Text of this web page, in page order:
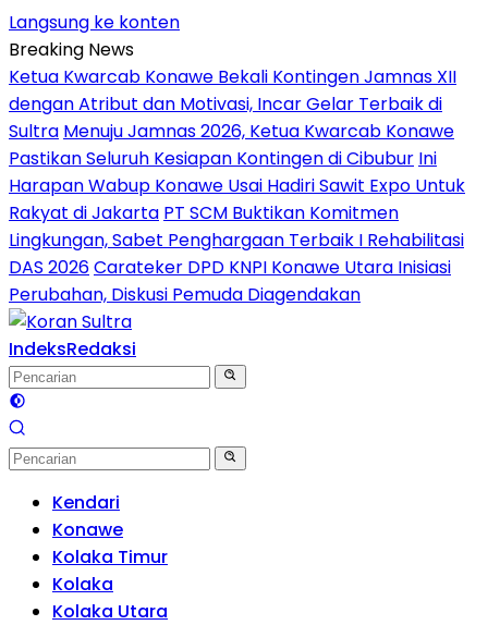
Langsung ke konten
Breaking News
Ketua Kwarcab Konawe Bekali Kontingen Jamnas XII
dengan Atribut dan Motivasi, Incar Gelar Terbaik di
Sultra Menuju Jamnas 2026, Ketua Kwarcab Konawe
Pastikan Seluruh Kesiapan Kontingen di Cibubur Ini
Harapan Wabup Konawe Usai Hadiri Sawit Expo Untuk
Rakyat di Jakarta PT SCM Buktikan Komitmen
Lingkungan, Sabet Penghargaan Terbaik I Rehabilitasi
DAS 2026Carateker DPD KNPI Konawe Utara Inisiasi
Perubahan, Diskusi Pemuda Diagendakan
IndeksRedaksi
Kendari
Konawe
Kolaka Timur
Kolaka
Kolaka Utara